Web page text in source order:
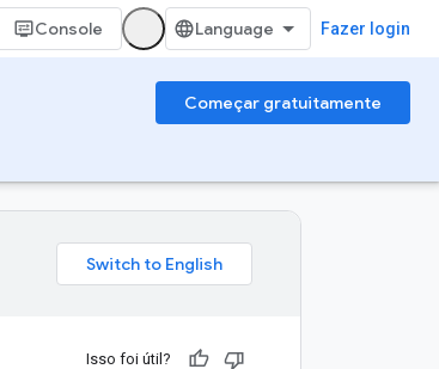
Console Fazer login
Começar gratuitamente
Isso foi útil?